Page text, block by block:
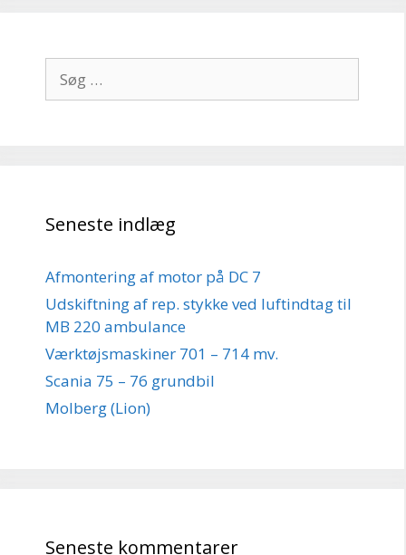
efter:
Seneste indlæg
Afmontering af motor på DC 7
Udskiftning af rep. stykke ved luftindtag til
MB 220 ambulance
Værktøjsmaskiner 701 – 714 mv.
Scania 75 – 76 grundbil
Molberg (Lion)
Seneste kommentarer